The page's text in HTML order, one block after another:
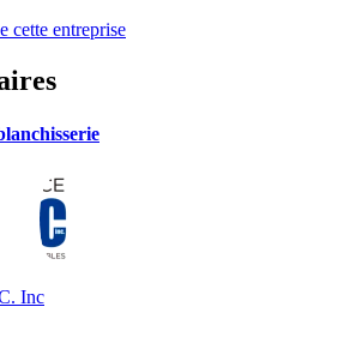
cette entreprise
Inc